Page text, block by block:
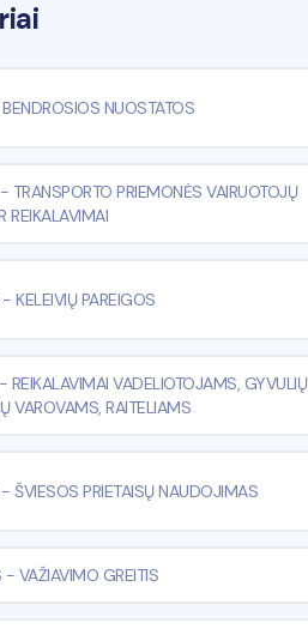
BENDROSIOS NUOSTATOS
- TRANSPORTO PRIEMONĖS VAIRUOTOJŲ
REIKALAVIMAI
- KELEIVIŲ PAREIGOS
- REIKALAVIMAI VADELIOTOJAMS, GYVULIŲ
VAROVAMS, RAITELIAMS
- ŠVIESOS PRIETAISŲ NAUDOJIMAS
- VAŽIAVIMO GREITIS